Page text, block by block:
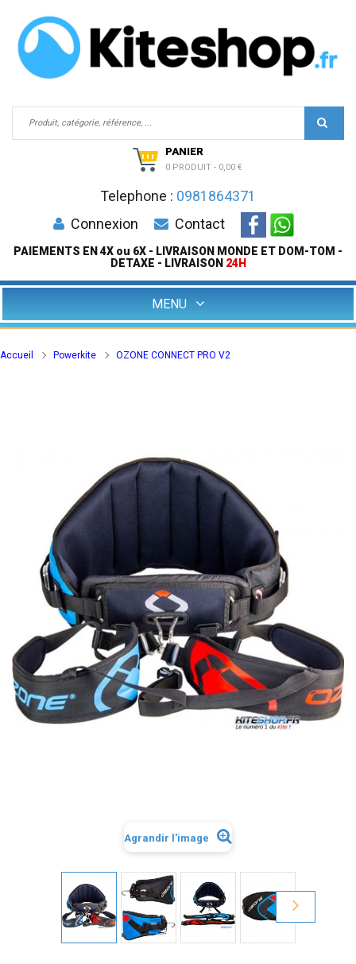
PANIER
0 PRODUIT - 0,00 €
Telephone : 0981864371
Connexion
Contact
PAIEMENTS EN 4X ou 6X - LIVRAISON MONDE ET DOM-TOM -
DETAXE - LIVRAISON 24H
MENU
Accueil Powerkite OZONE CONNECT PRO V2
Agrandir l'image